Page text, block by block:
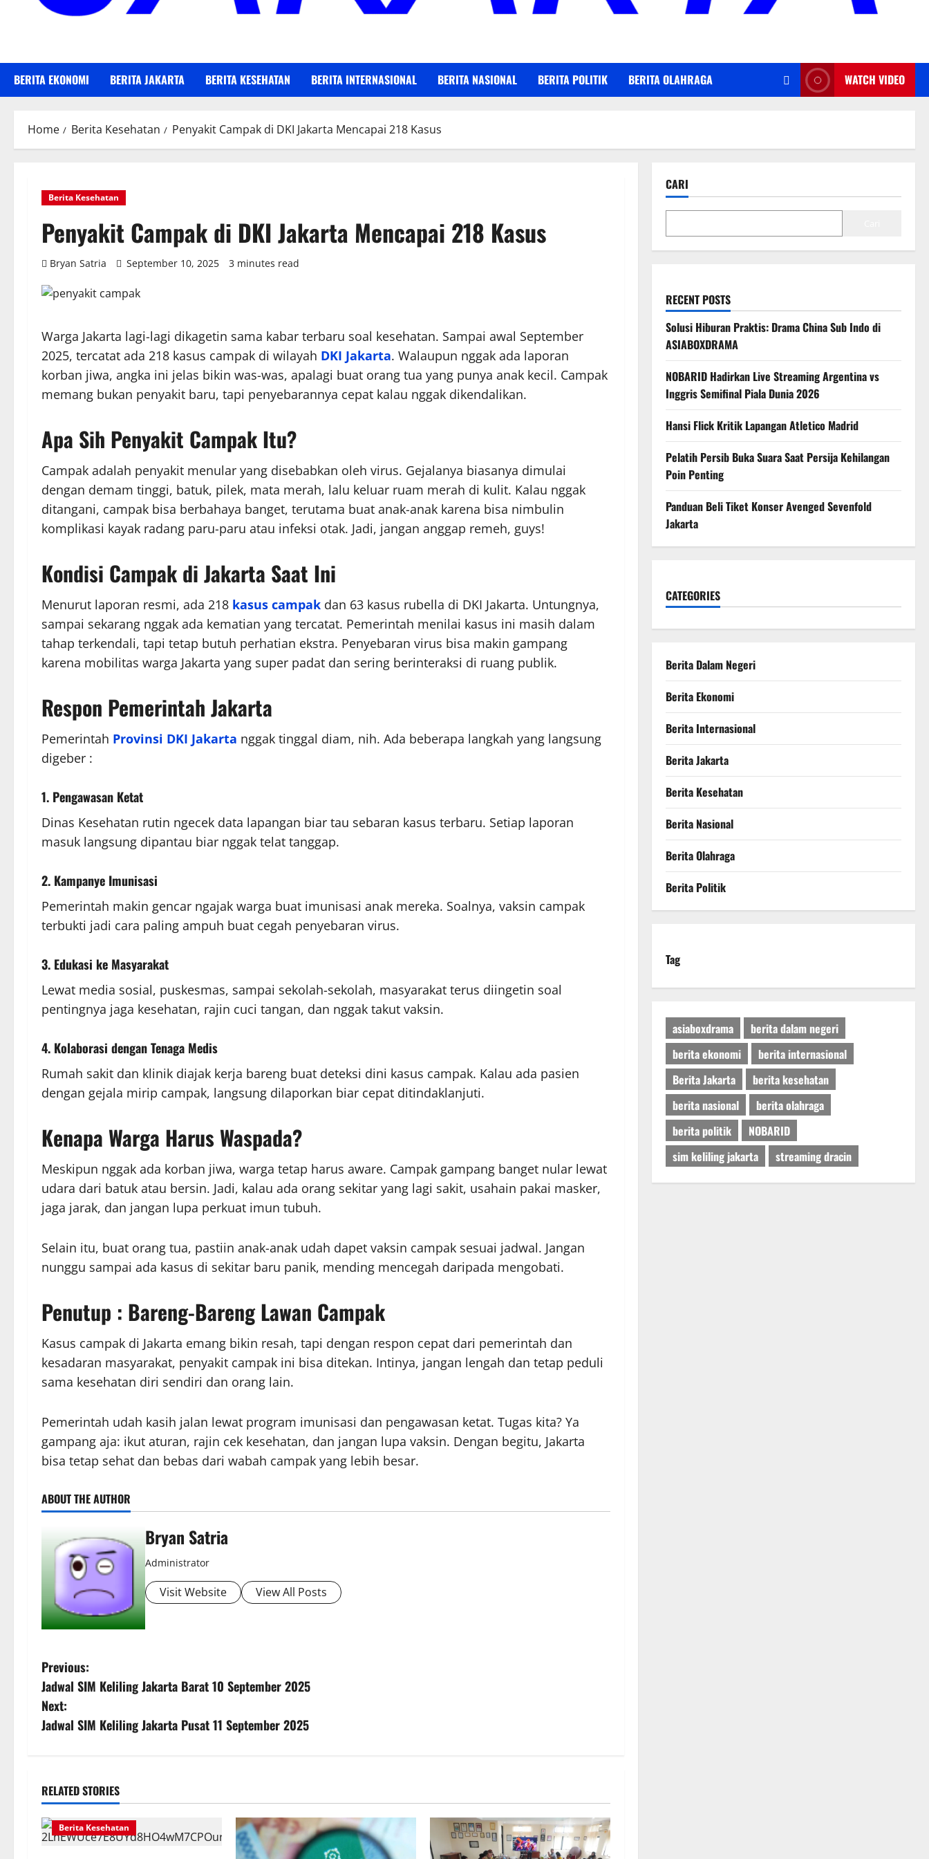
BERITA EKONOMI BERITA JAKARTA BERITA KESEHATAN BERITA INTERNASIONAL BERITA NASIONAL BERITA POLITIK BERITA OLAHRAGA WATCH VIDEO
Home Berita Kesehatan Penyakit Campak di DKI Jakarta Mencapai 218 Kasus
Berita Kesehatan
Penyakit Campak di DKI Jakarta Mencapai 218 Kasus
Bryan Satria September 10, 2025 3 minutes read
Warga Jakarta lagi-lagi dikagetin sama kabar terbaru soal kesehatan. Sampai awal September
2025, tercatat ada 218 kasus campak di wilayah DKI Jakarta. Walaupun nggak ada laporan
korban jiwa, angka ini jelas bikin was-was, apalagi buat orang tua yang punya anak kecil. Campak
memang bukan penyakit baru, tapi penyebarannya cepat kalau nggak dikendalikan.
Apa Sih Penyakit Campak Itu?
Campak adalah penyakit menular yang disebabkan oleh virus. Gejalanya biasanya dimulai
dengan demam tinggi, batuk, pilek, mata merah, lalu keluar ruam merah di kulit. Kalau nggak
ditangani, campak bisa berbahaya banget, terutama buat anak-anak karena bisa nimbulin
komplikasi kayak radang paru-paru atau infeksi otak. Jadi, jangan anggap remeh, guys!
Kondisi Campak di Jakarta Saat Ini
Menurut laporan resmi, ada 218 kasus campak dan 63 kasus rubella di DKI Jakarta. Untungnya,
sampai sekarang nggak ada kematian yang tercatat. Pemerintah menilai kasus ini masih dalam
tahap terkendali, tapi tetap butuh perhatian ekstra. Penyebaran virus bisa makin gampang
karena mobilitas warga Jakarta yang super padat dan sering berinteraksi di ruang publik.
Respon Pemerintah Jakarta
Pemerintah Provinsi DKI Jakarta nggak tinggal diam, nih. Ada beberapa langkah yang langsung
digeber :
1. Pengawasan Ketat
Dinas Kesehatan rutin ngecek data lapangan biar tau sebaran kasus terbaru. Setiap laporan
masuk langsung dipantau biar nggak telat tanggap.
2. Kampanye Imunisasi
Pemerintah makin gencar ngajak warga buat imunisasi anak mereka. Soalnya, vaksin campak
terbukti jadi cara paling ampuh buat cegah penyebaran virus.
3. Edukasi ke Masyarakat
Lewat media sosial, puskesmas, sampai sekolah-sekolah, masyarakat terus diingetin soal
pentingnya jaga kesehatan, rajin cuci tangan, dan nggak takut vaksin.
4. Kolaborasi dengan Tenaga Medis
Rumah sakit dan klinik diajak kerja bareng buat deteksi dini kasus campak. Kalau ada pasien
dengan gejala mirip campak, langsung dilaporkan biar cepat ditindaklanjuti.
Kenapa Warga Harus Waspada?
Meskipun nggak ada korban jiwa, warga tetap harus aware. Campak gampang banget nular lewat
udara dari batuk atau bersin. Jadi, kalau ada orang sekitar yang lagi sakit, usahain pakai masker,
jaga jarak, dan jangan lupa perkuat imun tubuh.
Selain itu, buat orang tua, pastiin anak-anak udah dapet vaksin campak sesuai jadwal. Jangan
nunggu sampai ada kasus di sekitar baru panik, mending mencegah daripada mengobati.
Penutup : Bareng-Bareng Lawan Campak
Kasus campak di Jakarta emang bikin resah, tapi dengan respon cepat dari pemerintah dan
kesadaran masyarakat, penyakit campak ini bisa ditekan. Intinya, jangan lengah dan tetap peduli
sama kesehatan diri sendiri dan orang lain.
Pemerintah udah kasih jalan lewat program imunisasi dan pengawasan ketat. Tugas kita? Ya
gampang aja: ikut aturan, rajin cek kesehatan, dan jangan lupa vaksin. Dengan begitu, Jakarta
bisa tetap sehat dan bebas dari wabah campak yang lebih besar.
ABOUT THE AUTHOR
Bryan Satria
Administrator
Visit Website View All Posts
P
o
s
n
a
v
Previous:
Jadwal SIM Keliling Jakarta Barat 10 September 2025
Next:
Jadwal SIM Keliling Jakarta Pusat 11 September 2025
RELATED STORIES
Berita Kesehatan
CARI
RECENT POSTS
Solusi Hiburan Praktis: Drama China Sub Indo di
ASIABOXDRAMA
NOBARID Hadirkan Live Streaming Argentina vs
Inggris Semifinal Piala Dunia 2026
Hansi Flick Kritik Lapangan Atletico Madrid
Pelatih Persib Buka Suara Saat Persija Kehilangan
Poin Penting
Panduan Beli Tiket Konser Avenged Sevenfold
Jakarta
CATEGORIES
Berita Dalam Negeri
Berita Ekonomi
Berita Internasional
Berita Jakarta
Berita Kesehatan
Berita Nasional
Berita Olahraga
Berita Politik
Tag
asiaboxdrama
berita dalam negeri
berita ekonomi
berita internasional
Berita Jakarta
berita kesehatan
berita nasional
berita olahraga
berita politik
NOBARID
sim keliling jakarta
streaming dracin